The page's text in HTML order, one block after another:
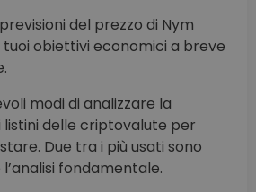
del prezzo di Nym
obiettivi economici a breve
modi di analizzare la
delle criptovalute per
Due tra i più usati sono
fondamentale.